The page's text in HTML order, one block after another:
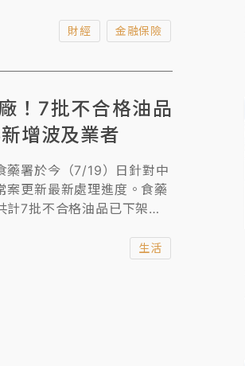
財經 金融保險
！7批不合格油品
增波及業者
藥署於今（7/19）日針對中
案更新最新處理進度。食藥
7批不合格油品已下架回
問題油品檢驗報告。食藥
生活